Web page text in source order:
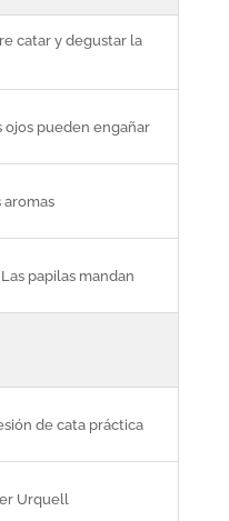
catar y degustar la
ojos pueden engañar
aromas
papilas mandan
de cata práctica
Urquell